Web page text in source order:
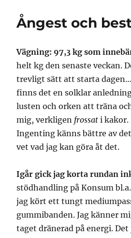
Ångest och
Vägning: 97,3 kg som
helt kg den senaste veckan.
trevligt sätt att starta
finns det en solklar
lusten och orken att träna
mig, verkligen frossat i
Ingenting känns bättre av
vet vad jag kan göra åt det.
Igår gick jag korta rundan
stödhandling på Konsum
jag kört ett tungt
gummibanden. Jag känner
taget dränerad på energi.